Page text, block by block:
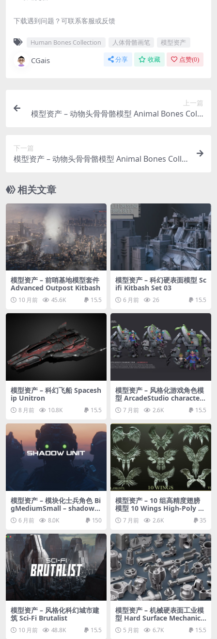
下载遇到问题？可联系客服或反馈
Human Bones Collection 人体骨骼画笔 模型资产
CGais 分享 收藏 点赞(0)
上一篇
模型资产 – 动物头骨骨骼模型 Animal Bones Colle
下一篇
模型资产 – 动物头骨骨骼模型 Animal Bones Colle
相关文章
模型资产 – 前哨基地模型套件
Advanced Outpost Kitbash
10 月前 45.6K 15.5
模型资产 – 科幻硬表面模型 Sc
ifi Kitbash Set 03
6 月前 26 15.5
模型资产 – 科幻飞船 Spacesh
ip Unitron
8 月前 10.8K 15.5
模型资产 – 风格化游戏角色模
型 ArcadeStudio character
Aubrielle | T-Pose | Textur
es Included | Updated : Te
xtured
7 月前 2.6K 15.5
模型资产 – 模块化士兵角色 Bi
gMediumSmall – shadow u
nit 6 月前 8.0K 150
模型资产 – 10 组高精度翅膀
模型 10 Wings High-Poly 3
D Models ZTL+OBJ+STL
7 月前 2.6K 35
模型资产 – 风格化科幻城市建
筑 Sci-Fi Brutalist
10 月前 48.8K 15.5
模型资产 – 机械硬表面工业模
型 Hard Surface Mechanical
Kitbash Quad Topology Vol
ume 2 3D model
5 月前 6.7K 15.5